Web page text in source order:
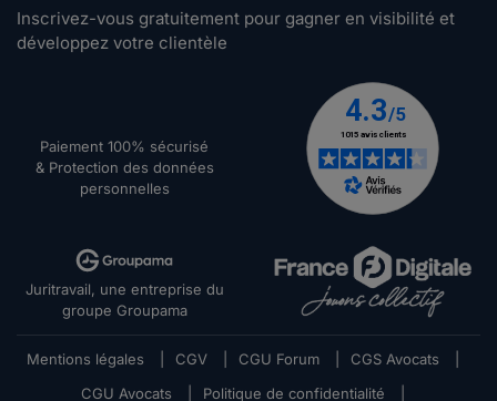
Inscrivez-vous gratuitement pour gagner en visibilité et
développez votre clientèle
Paiement 100% sécurisé
& Protection des données
personnelles
Juritravail, une entreprise du
groupe Groupama
Mentions légales CGV CGU Forum CGS Avocats
CGU Avocats
Politique de confidentialité